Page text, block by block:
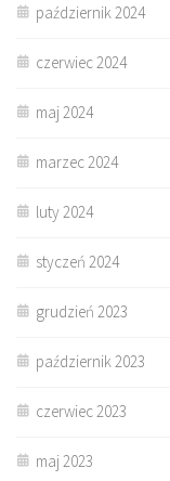
październik 2024
czerwiec 2024
maj 2024
marzec 2024
luty 2024
styczeń 2024
grudzień 2023
październik 2023
czerwiec 2023
maj 2023